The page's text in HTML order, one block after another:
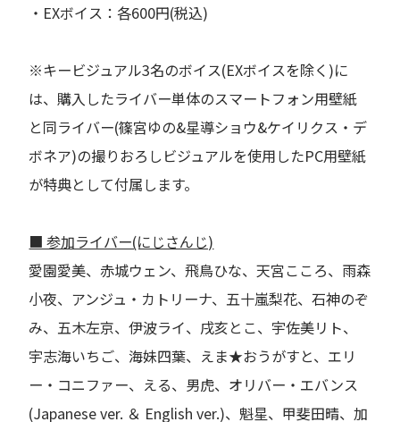
・EXボイス：各600円(税込)
※キービジュアル3名のボイス(EXボイスを除く)に
は、購入したライバー単体のスマートフォン用壁紙
と同ライバー(篠宮ゆの&星導ショウ&ケイリクス・デ
ボネア)の撮りおろしビジュアルを使用したPC用壁紙
が特典として付属します。
■ 参加ライバー(にじさんじ)
愛園愛美、赤城ウェン、飛鳥ひな、天宮こころ、雨森
小夜、アンジュ・カトリーナ、五十嵐梨花、石神のぞ
み、五木左京、伊波ライ、戌亥とこ、宇佐美リト、
宇志海いちご、海妹四葉、えま★おうがすと、エリ
ー・コニファー、える、男虎、オリバー・エバンス
(Japanese ver. ＆ English ver.)、魁星、甲斐田晴、加